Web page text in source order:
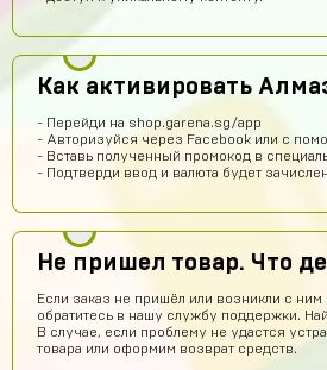
Как активировать
- Перейди на shop.garena.sg/app
- Авторизуйся через Facebook или с
- Вставь полученный промокод в
- Подтверди ввод и валюта будет
Не пришел товар. Что
Если заказ не пришёл или возникли с
обратитесь в нашу службу поддержки.
В случае, если проблему не удастся
товара или оформим возврат средств.
Саша Заятников
сайт топ рили ребят все работает
Ваня Романюк
Yaroslav Bulavintcev
Ку
Тимофей Колесников
топ